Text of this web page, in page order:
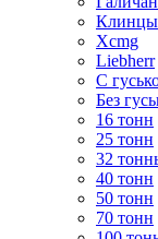
Клинцы
Xcmg
Liebherr
С
Без
16 тонн
25 тонн
32
40 тонн
50 тонн
70 тонн